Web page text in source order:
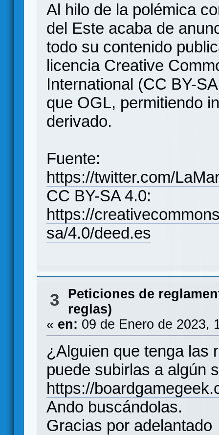
Al hilo de la polémica
del Este acaba de
todo su contenido
licencia Creative
International (CC BY-
que OGL, permitiendo
derivado.
Fuente:
https://twitter.com/
CC BY-SA 4.0:
https://
sa/4.0/deed.es
3
Peticiones de
reglas)
« en: 09 de Enero de 2023,
¿Alguien que tenga las
puede subirlas a algún
https://
Ando buscándolas.
Gracias por adelantado